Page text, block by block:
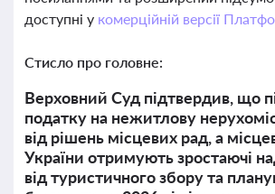
доступні у комерційній версії
Стисло про головне:
Верховний Суд підтвердив, що
податку на нежитлову
від рішень місцевих рад, а
України отримують зростаючі
від туристичного збору та